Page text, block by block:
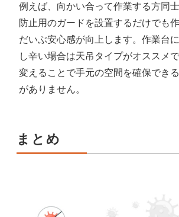
例えば、向かい合って作業する方同
防止用のガードを設置するだけでも
だいぶ安心感が向上します。作業台
し辛い場合は天吊タイプがオススメ
変えることで手元の空間を確保でき
がありません。
まとめ